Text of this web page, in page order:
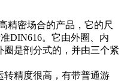
密场合的产品，它的尺
DIN616。它由外圈、内
圈是剖分式的，并由三个紧
精度很高，有带普通游